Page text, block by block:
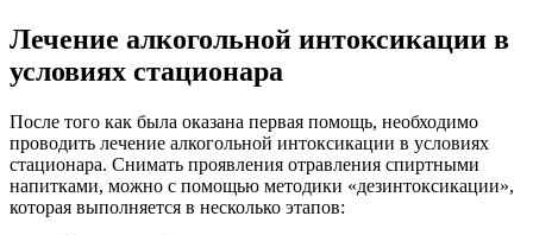
Лечение алкогольной интоксикации в
условиях стационара
После того как была оказана первая помощь, необходимо
проводить лечение алкогольной интоксикации в условиях
стационара. Снимать проявления отравления спиртными
напитками, можно с помощью методики «дезинтоксикации»,
которая выполняется в несколько этапов: